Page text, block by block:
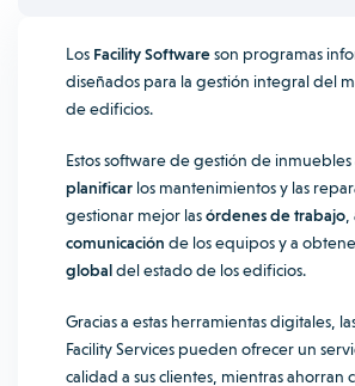
Los Facility Softwareson programas
diseñados para la gestión integral del
de edificios.
Estos software de gestión de inmuebles
planificar los mantenimientos y las
gestionar mejor lasórdenes de trabajo
comunicación de los equipos y a
globaldel estado de los edificios.
Gracias a estas herramientas digitales,
Facility Services pueden ofrecer un
calidad a sus clientes, mientras ahorran